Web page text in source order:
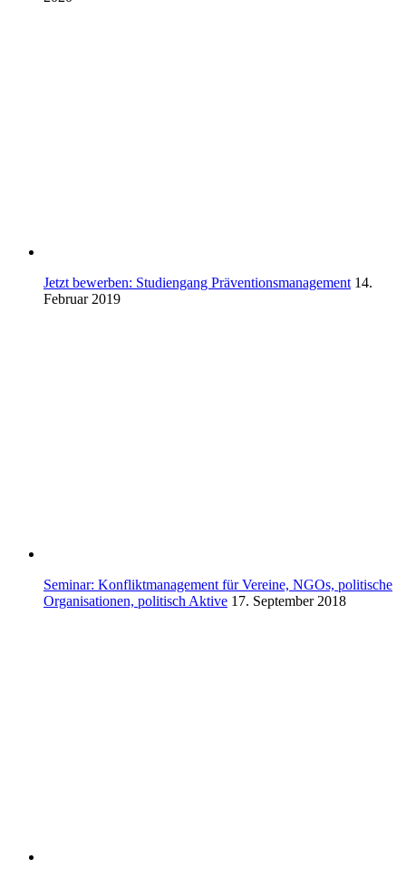
Jetzt bewerben: Studiengang Präventionsmanagement 14.
Februar 2019
Seminar: Konfliktmanagement für Vereine, NGOs, politische
Organisationen, politisch Aktive 17. September 2018